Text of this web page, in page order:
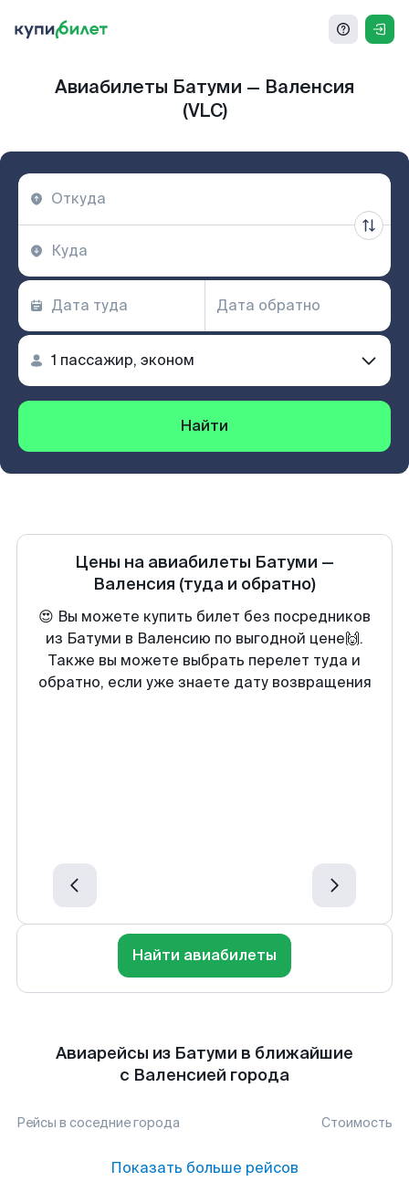
Авиабилеты Батуми — Валенсия
(VLC)
Найти
Цены на авиабилеты Батуми —
Валенсия (туда и обратно)
😍 Вы можете купить билет без посредников
из Батуми в Валенсию по выгодной цене🙌.
Также вы можете выбрать перелет туда и
обратно, если уже знаете дату возвращения
Найти авиабилеты
Авиарейсы из Батуми в ближайшие
с Валенсией города
Рейсы в соседние города Стоимость
Показать больше рейсов